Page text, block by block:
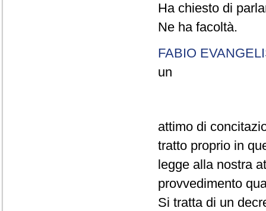
Ha chiesto di
Ne ha facoltà.
FABIO
un
attimo di
tratto proprio in
legge alla nostra
provvedimento
Si tratta di un